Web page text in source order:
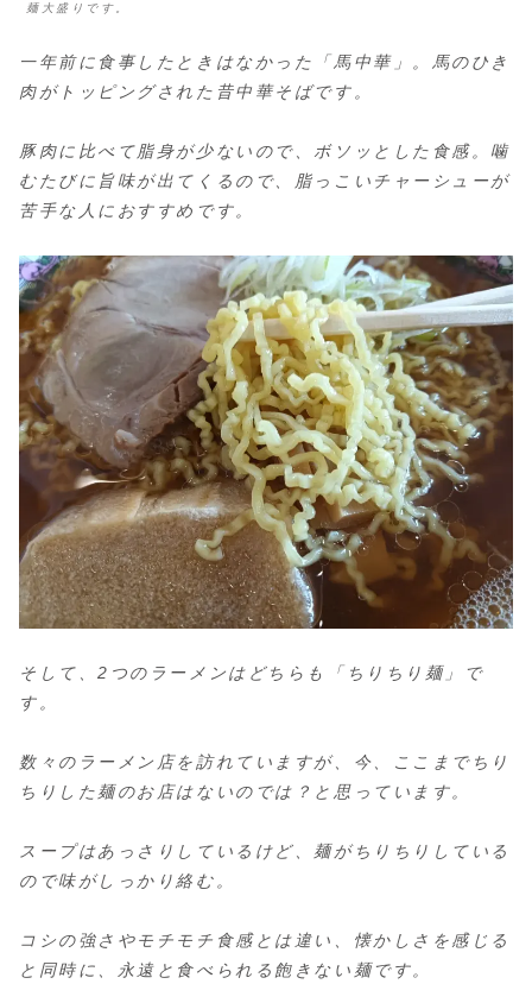
麺大盛りです。
一年前に食事したときはなかった「馬中華」。馬のひき
肉がトッピングされた昔中華そばです。
豚肉に比べて脂身が少ないので、ボソッとした食感。噛
むたびに旨味が出てくるので、脂っこいチャーシューが
苦手な人におすすめです。
そして、2つのラーメンはどちらも「ちりちり麺」で
す。
数々のラーメン店を訪れていますが、今、ここまでちり
ちりした麺のお店はないのでは？と思っています。
スープはあっさりしているけど、麺がちりちりしている
ので味がしっかり絡む。
コシの強さやモチモチ食感とは違い、懐かしさを感じる
と同時に、永遠と食べられる飽きない麺です。